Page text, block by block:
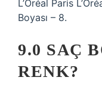
L’Oréal Paris
Boyası – 8.
9.0 SAÇ
RENK?